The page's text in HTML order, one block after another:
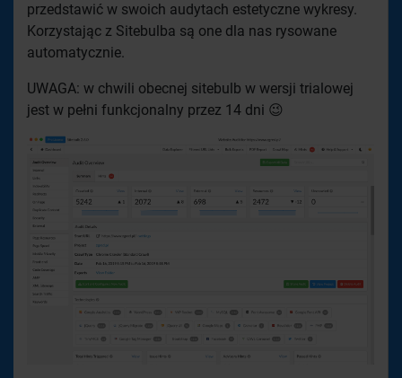
przedstawić w swoich audytach estetyczne wykresy.
Korzystając z Sitebulba są one dla nas rysowane
automatycznie.
UWAGA: w chwili obecnej sitebulb w wersji trialowej
jest w pełni funkcjonalny przez 14 dni 😉